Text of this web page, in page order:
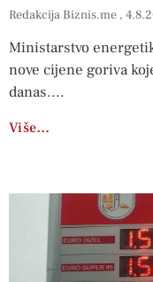
Redakcija Biznis.me
Ministarstvo
nove cijene goriva
danas.
Više…